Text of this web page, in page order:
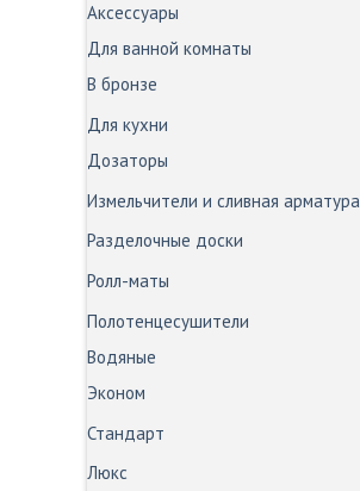
Аксессуары
Для ванной комнаты
В бронзе
Для кухни
Дозаторы
Измельчители и сливная арматура
Разделочные доски
Ролл-маты
Полотенцесушители
Водяные
Эконом
Стандарт
Люкс